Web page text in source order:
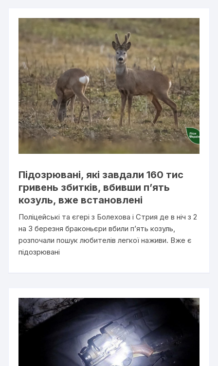
Підозрювані, які завдали 160 тис
гривень збитків, вбивши п’ять
козуль, вже встановлені
Поліцейські та єгері з Болехова і Стрия де в ніч з 2
на 3 березня браконьєри вбили п’ять козуль,
розпочали пошук любителів легкої наживи. Вже є
підозрювані